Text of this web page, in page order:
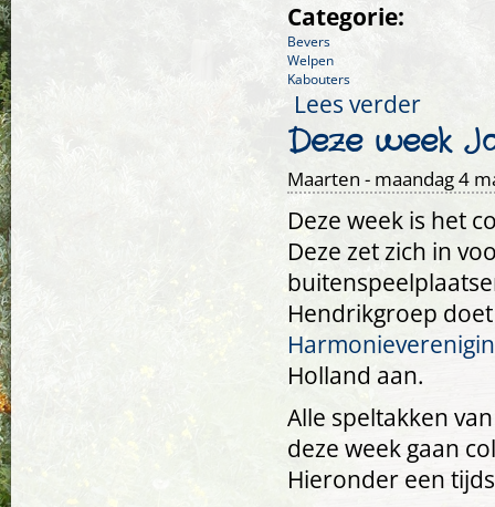
Categorie:
Bevers
Welpen
Kabouters
Lees verder
Deze week
Maarten - maandag 4
Deze week is het
Deze zet zich in
Hendrikgroep
Holland aan.
Alle speltakken
deze week gaan
Hieronder een